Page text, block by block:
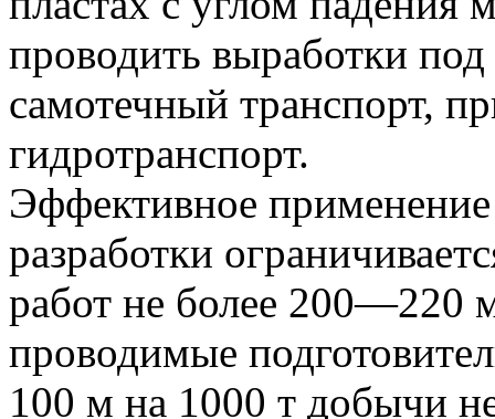
проводить выработки
самотечный транспорт,
гидротранспорт.
Эффективное
разработки
работ не более 200—220
проводимые
100 м на 1000 т добычи